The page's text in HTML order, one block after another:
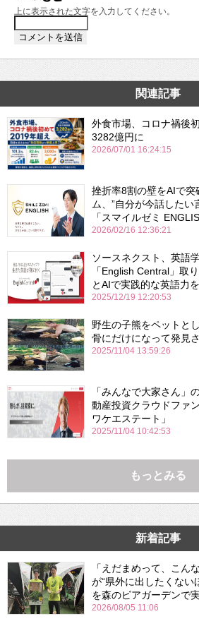
上に表示された文字を入力してください。
関連記事
外食市場、コロナ禍後
3282億円に
2026/07/01 16:24:15
挫折率8割の壁をAIで突
ム、”自分が今話したい
「スマイルゼミ
2026/02/16 12:36:21
ソースネクスト、英語
「English Central」
とAIで実践的な英語力
2025/12/19 12:20:53
野生の子熊をペットと
骨にだけになって発見
2025/11/04 13:59:26
「みんなで大家さん」
動産投資クラウドファ
ワケエステート」
2025/11/04 10:42:53
もっとみる
新着記事
「えだまめって、こん
が“県外に出したくない
を森のビアガーデンで
2026/08/05 11:06